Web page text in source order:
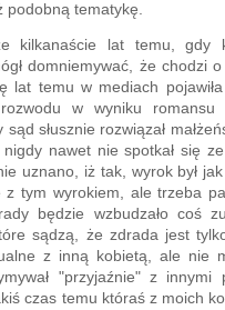
podobną tematykę.
lat temu, gdy
domniemywać, że chodzi
lat temu w mediach
w wyniku romansu
sąd słusznie rozwiązał
nigdy nawet nie spotkał się
uznano, iż tak, wyrok był
z tym wyrokiem, ale trzeba
będzie wzbudzało coś
sądzą, że zdrada jest
z inną kobietą, ale nie
"przyjaźnie" z
czas temu któraś z moich